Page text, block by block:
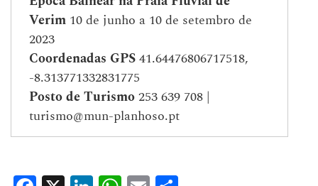
Verim 10 de junho a 10 de setembro de
2023
Coordenadas GPS41.64476806717518,
-8.313771332831775
Posto de Turismo253 639 708 |
turismo@mun-planhoso.pt